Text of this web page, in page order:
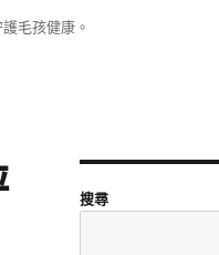
毛孩健康。
搜尋